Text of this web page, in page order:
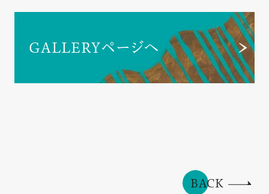
GALLERYページへ
BACK